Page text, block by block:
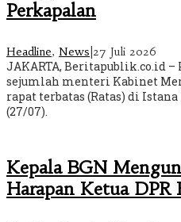
Perkapalan
Headline, News 27 Juli 2026
JAKARTA, Beritapublik.co.id
sejumlah menteri Kabinet
rapat terbatas (Ratas) di
(27/07).
Kepala BGN
Harapan Ketua DPR